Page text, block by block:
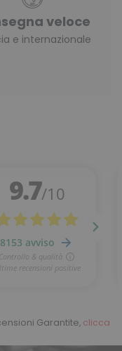
veloce
e internazionale
Garantite, clicca